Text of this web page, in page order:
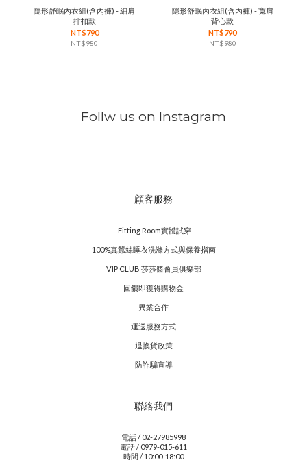
隱形舒眠內衣組(含內褲) - 細肩
排扣款
NT$790
NT$980
隱形舒眠內衣組(含內褲) - 寬肩
背心款
NT$790
NT$980
Follw us on Instagram
顧客服務
Fitting Room實體試穿
100%真蠶絲睡衣洗滌方式與保養指南
VIP CLUB 莎莎醬會員俱樂部
回饋即獲得購物金
異業合作
運送服務方式
退換貨政策
防詐騙宣導
聯絡我們
電話 / 02-27985998
電話 / 0979-015-611
時間 / 10:00-18:00